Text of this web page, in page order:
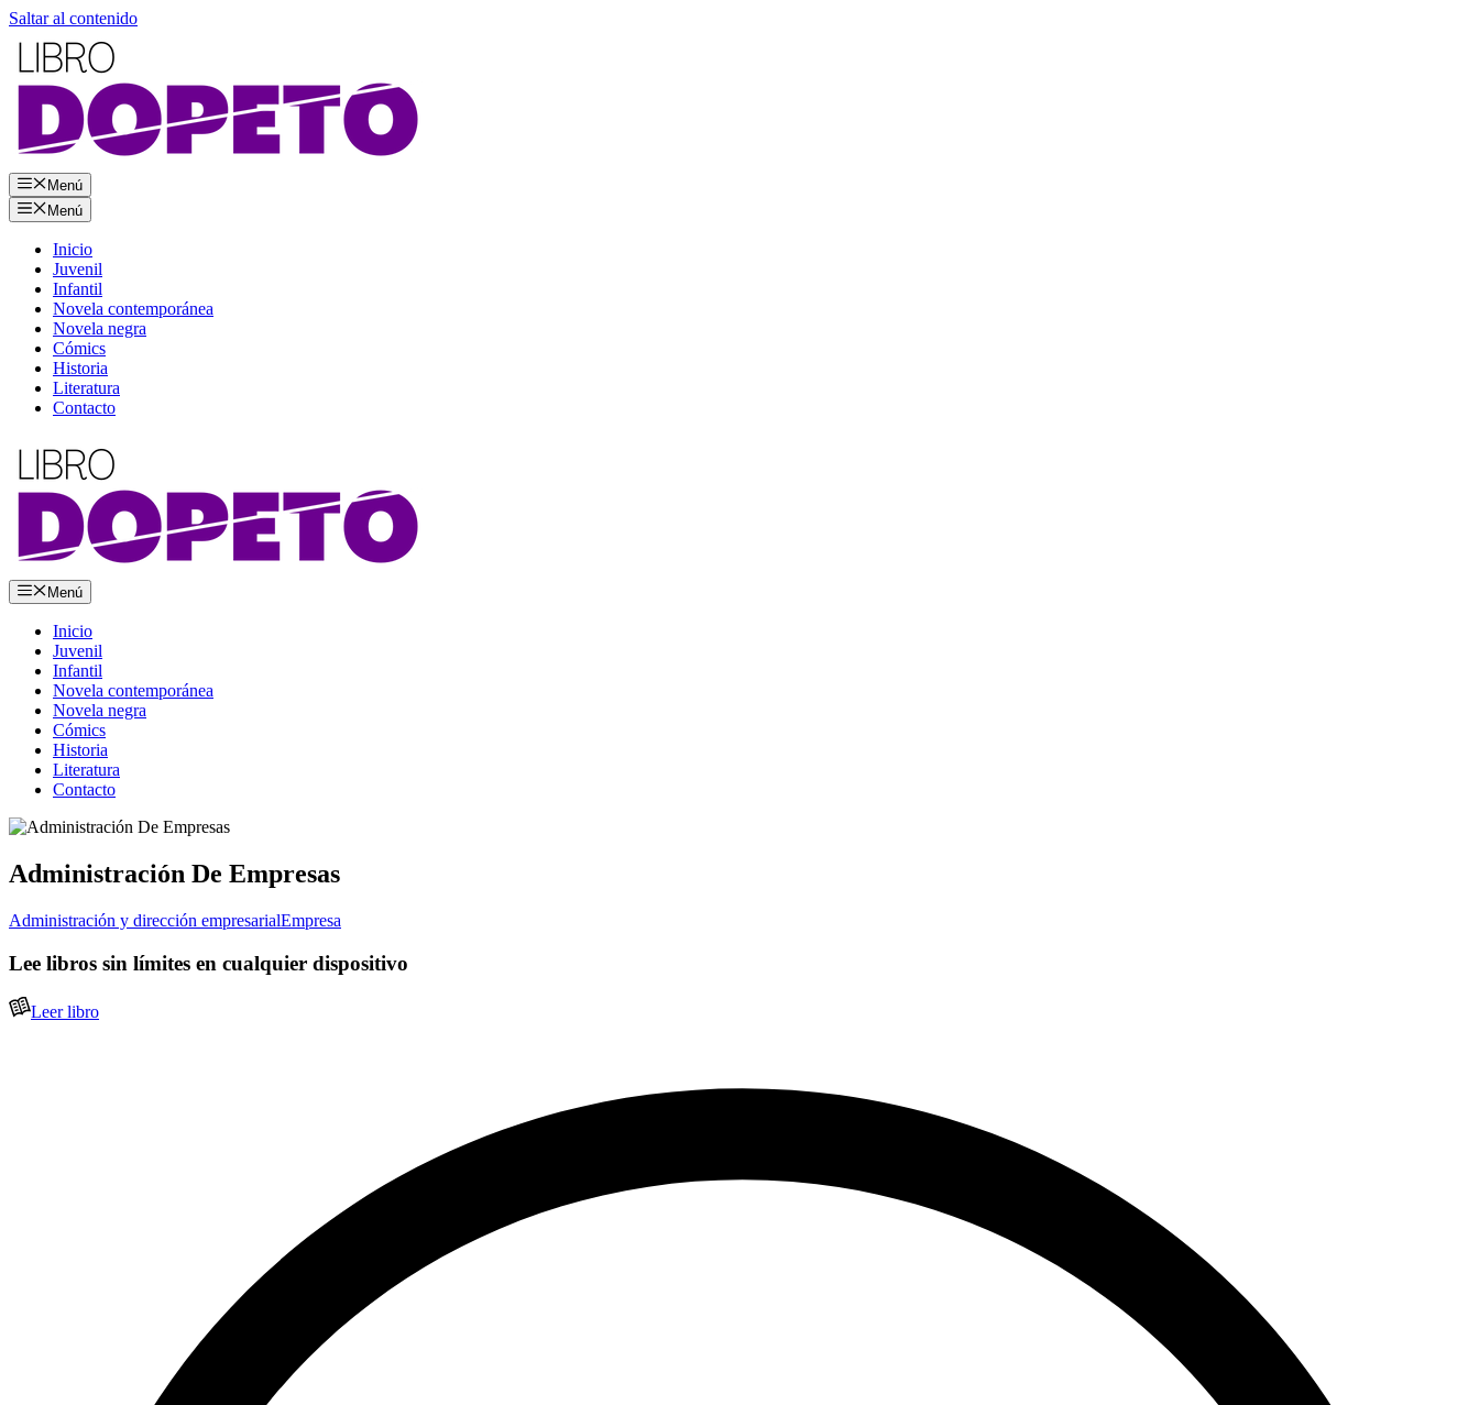
Saltar al contenido
Menú
Menú
Inicio
Juvenil
Infantil
Novela contemporánea
Novela negra
Cómics
Historia
Literatura
Contacto
Menú
Inicio
Juvenil
Infantil
Novela contemporánea
Novela negra
Cómics
Historia
Literatura
Contacto
Administración De Empresas
Administración y dirección empresarialEmpresa
Lee libros sin límites en cualquier dispositivo
Leer libro